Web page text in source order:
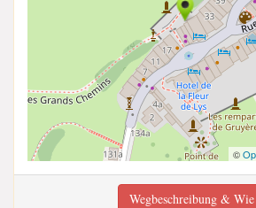
©
Wegbeschreibung &